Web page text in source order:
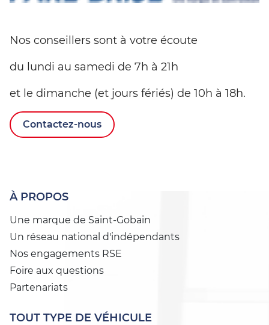
Nos conseillers sont à votre écoute
du lundi au samedi de 7h à 21h
et le dimanche (et jours fériés) de 10h à 18h.
Contactez-nous
À PROPOS
Une marque de Saint-Gobain
Un réseau national d'indépendants
Nos engagements RSE
Foire aux questions
Partenariats
TOUT TYPE DE VÉHICULE